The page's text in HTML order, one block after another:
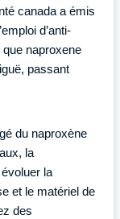
canada a émis
d’anti-
naproxene
passant
du naproxène
la
la
et le matériel de
des